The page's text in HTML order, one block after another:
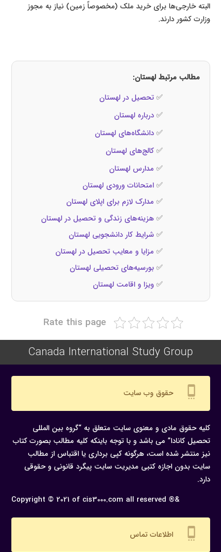
البته خارجی‌ها برای خرید ملک (مخصوصاً زمین) نیاز به مجوز
وزارت کشور دارند.
مطالب مرتبط لهستان:
✅تحصیل در لهستان
✅درباره لهستان
✅دانشگاه‌های لهستان
✅کالج‌های لهستان
✅ مدارس لهستان
✅امتحانات ورودی لهستان
✅ مدارک لازم برای اپلای لهستان
✅هزینه‌های زندگی و تحصیل در لهستان
✅شرایط کار دانشجویی لهستان
✅ مزایا و معایب تحصیل در لهستان
✅بورسیه‌های تحصیلی لهستان
✅ویزا و اقامت لهستان
Rate this page
Canada International Study Group
settings_cell حقوق وب سایت
کلیه حقوق مادی و معنوی سایت متعلق به “گروه بین المللی
تحصیل کانادا” می باشد و با توجه باینکه کلیه مطالب بصورت کتاب
نیز منتشر شده است، هرگونه كپی برداری یا اقتباس از مطالب
سایت بدون اجازه كتبی مدیریت سایت پیگرد قانونی و حقوقی
دارد.
Copyright © 2021 of cis3000.com all reserved ®&
settings_cell اطلاعات تماس